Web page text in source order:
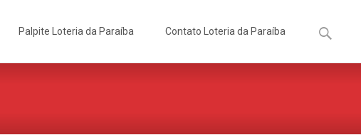
Palpite Loteria da Paraíba Contato Loteria da Paraíba
por: